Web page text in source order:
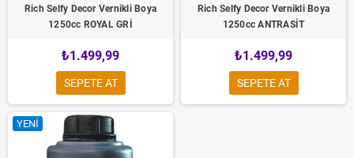
Rich Selfy Decor Vernikli Boya
1250cc ROYAL GRİ
₺1.499,99
SEPETE AT
Rich Selfy Decor Vernikli Boya
1250cc ANTRASİT
₺1.499,99
SEPETE AT
YENI